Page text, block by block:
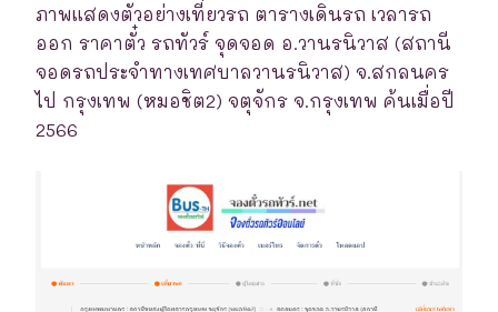
ภาพแสดงตัวอย่างเที่ยวรถ ตารางเดินรถ เวลารถ
ออก ราคาตั๋ว รถทัวร์ จุดจอด อ.วานรนิวาส (สถานี
จอดรถประจำทางเทศบาลวานรนิวาส) จ.สกลนคร
ไป กรุงเทพ (หมอชิต2) จตุจักร จ.กรุงเทพ ค้นเมื่อปี
2566